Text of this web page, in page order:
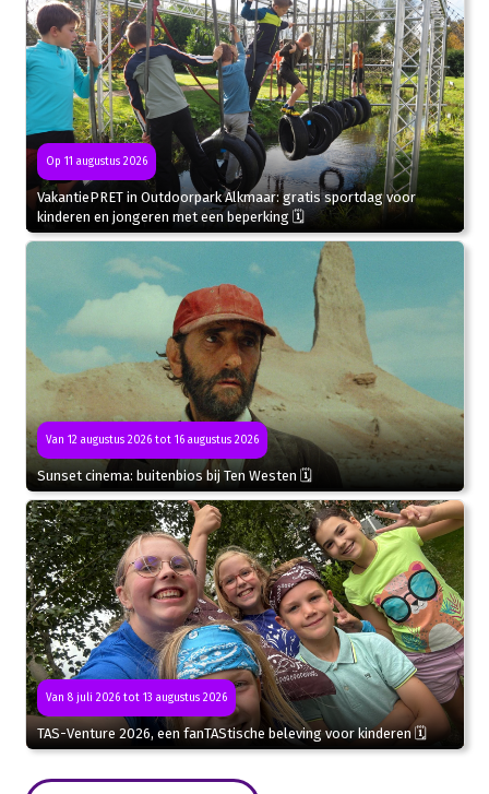
Op 11 augustus 2026
VakantiePRET in Outdoorpark Alkmaar: gratis sportdag voor
kinderen en jongeren met een beperking 🗓
Van 12 augustus 2026 tot 16 augustus 2026
Sunset cinema: buitenbios bij Ten Westen 🗓
Van 8 juli 2026 tot 13 augustus 2026
TAS-Venture 2026, een fanTAStische beleving voor kinderen 🗓